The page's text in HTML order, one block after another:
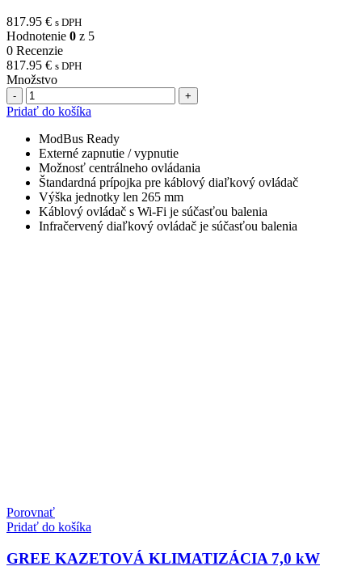
817.95 € s DPH
Hodnotenie 0 z 5
0 Recenzie
817.95 € s DPH
Množstvo
Počet
Pridať do košíka
ModBus Ready
Externé zapnutie / vypnutie
Možnosť centrálneho ovládania
Štandardná prípojka pre káblový diaľkový ovládač
Výška jednotky len 265 mm
Káblový ovládač s Wi-Fi je súčasťou balenia
Infračervený diaľkový ovládač je súčasťou balenia
Porovnať
Pridať do košíka
GREE KAZETOVÁ KLIMATIZÁCIA 7,0 kW